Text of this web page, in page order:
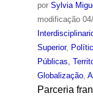
por Sylvia
modificação
Superior,
Públicas,
Globalização,
Parceria